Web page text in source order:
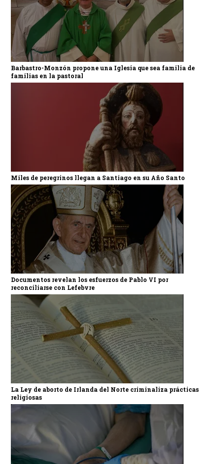
Barbastro-Monzón propone una Iglesia que sea familia de
familias en la pastoral
Miles de peregrinos llegan a Santiago en su Año Santo
Documentos revelan los esfuerzos de Pablo VI por
reconciliarse con Lefebvre
La Ley de aborto de Irlanda del Norte criminaliza prácticas
religiosas